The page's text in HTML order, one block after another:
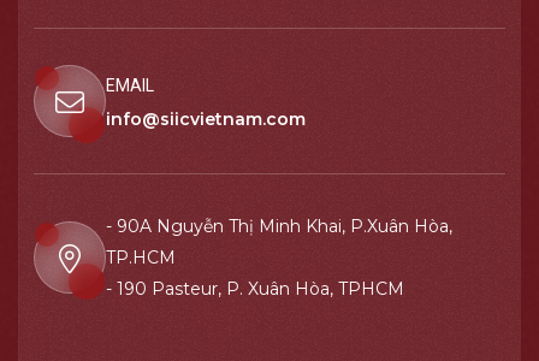
EMAIL
info@siicvietnam.com
- 90A Nguyễn Thị Minh Khai, P.Xuân Hòa,
TP.HCM
- 190 Pasteur, P. Xuân Hòa, TPHCM